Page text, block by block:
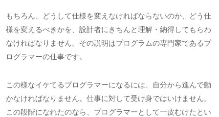
もちろん、どうして仕様を変えなければならないのか、どう仕
様を変えるべきかを、設計者にきちんと理解・納得してもらわ
なければなりません。その説明はプログラムの専門家であるプ
ログラマーの仕事です。
この様なイケてるプログラマーになるには、自分から進んで動
かなければなりません。仕事に対して受け身ではいけません。
この段階になれたのなら、プログラマーとして一皮むけたとい